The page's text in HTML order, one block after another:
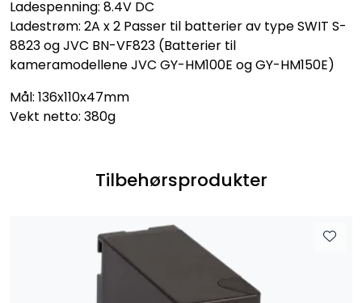
Ladespenning: 8.4V DC
Ladestrøm: 2A x 2 Passer til batterier av type SWIT S-
8823 og JVC BN-VF823 (Batterier til
kameramodellene JVC GY-HM100E og GY-HM150E)
Mål: 136x110x47mm
Vekt netto: 380g
Tilbehørsprodukter